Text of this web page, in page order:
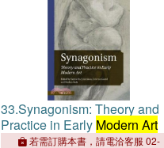
33.Synagonism: Theory and
Practice in Early Modern Art
若需訂購本書，請電洽客服 02-